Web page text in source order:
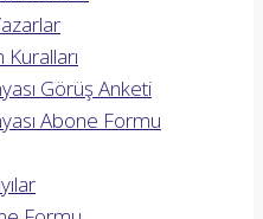
Kuralları
Görüş Anketi
Abone Formu